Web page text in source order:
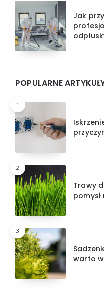
Jak
POPULARNE
1
2
Trawy
3
warto